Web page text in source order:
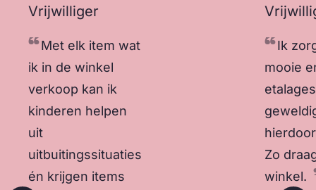
Vrijwilliger
Met elk item wat
ik in de winkel
verkoop kan ik
kinderen helpen
uit
uitbuitingssituaties
én krijgen items
Ik
mooie
Zo
winkel.